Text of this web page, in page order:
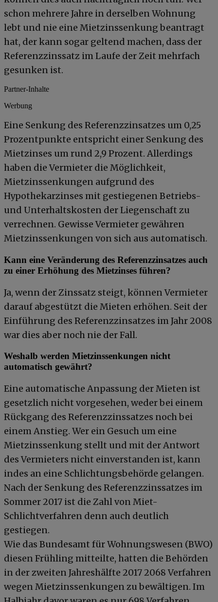
schon mehrere Jahre in derselben Wohnung
lebt und nie eine Mietzinssenkung beantragt
hat, der kann sogar geltend machen, dass der
Referenzzinssatz im Laufe der Zeit mehrfach
gesunken ist.
Partner-Inhalte
Werbung
Eine Senkung des Referenzzinsatzes um 0,25
Prozentpunkte entspricht einer Senkung des
Mietzinses um rund 2,9 Prozent. Allerdings
haben die Vermieter die Möglichkeit,
Mietzinssenkungen aufgrund des
Hypothekarzinses mit gestiegenen Betriebs-
und Unterhaltskosten der Liegenschaft zu
verrechnen. Gewisse Vermieter gewähren
Mietzinssenkungen von sich aus automatisch.
Kann eine Veränderung des Referenzzinsatzes auch
zu einer Erhöhung des Mietzinses führen?
Ja, wenn der Zinssatz steigt, können Vermieter
darauf abgestützt die Mieten erhöhen. Seit der
Einführung des Referenzzinsatzes im Jahr 2008
war dies aber noch nie der Fall.
Weshalb werden Mietzinssenkungen nicht
automatisch gewährt?
Eine automatische Anpassung der Mieten ist
gesetzlich nicht vorgesehen, weder bei einem
Rückgang des Referenzzinssatzes noch bei
einem Anstieg. Wer ein Gesuch um eine
Mietzinssenkung stellt und mit der Antwort
des Vermieters nicht einverstanden ist, kann
indes an eine Schlichtungsbehörde gelangen.
Nach der Senkung des Referenzzinssatzes im
Sommer 2017 ist die Zahl von Miet-
Schlichtverfahren denn auch deutlich
gestiegen.
Wie das Bundesamt für Wohnungswesen (BWO)
diesen Frühling mitteilte, hatten die Behörden
in der zweiten Jahreshälfte 2017 2068 Verfahren
wegen Mietzinssenkungen zu bewältigen. Im